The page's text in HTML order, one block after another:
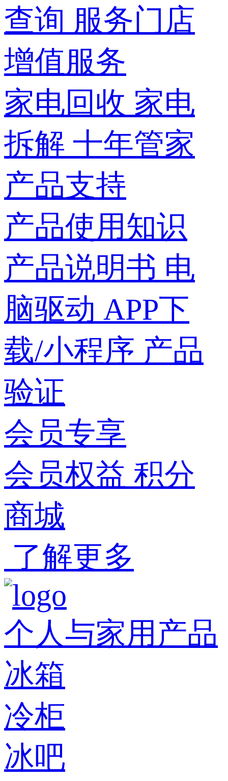
查询 服务门店
增值服务
家电回收 家电
拆解 十年管家
产品支持
产品使用知识
产品说明书 电
脑驱动 APP下
载/小程序 产品
验证
会员专享
会员权益 积分
商城
了解更多
个人与家用产品
冰箱
冷柜
冰吧